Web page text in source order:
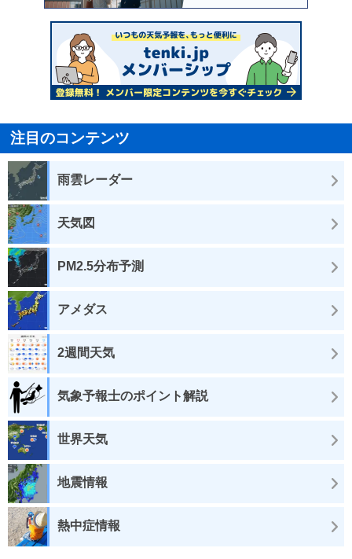
注目のコンテンツ
雨雲レーダー
天気図
PM2.5分布予測
アメダス
2週間天気
気象予報士のポイント解説
世界天気
地震情報
熱中症情報